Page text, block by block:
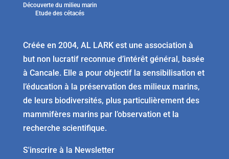
Découverte du milieu marin
Etude des cétacés
Créée en 2004, AL LARK est une association à
but non lucratif reconnue d’intérêt général, basée
à Cancale. Elle a pour objectif la sensibilisation et
l’éducation à la préservation des milieux marins,
de leurs biodiversités, plus particulièrement des
mammifères marins par l’observation et la
recherche scientifique.
S'inscrire à la Newsletter